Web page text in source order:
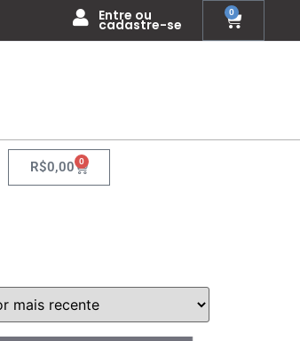
Entre ou
cadastre-se
0
R$0,00 0